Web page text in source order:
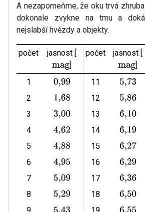
A nezapomeňme, že oku trvá
dokonale zvykne na tmu a
nejslabší hvězdy a objekty.
počet
jasnost [
mag ]
počet
jasnost [
mag ]
1
0,99 11 5,73
2
1,68 12 5,86
3
3,00 13 6,10
4
4,62 14 6,19
5
4,88 15 6,27
6
4,95 16 6,29
7
5,09 17 6,36
8
5,29 18 6,50